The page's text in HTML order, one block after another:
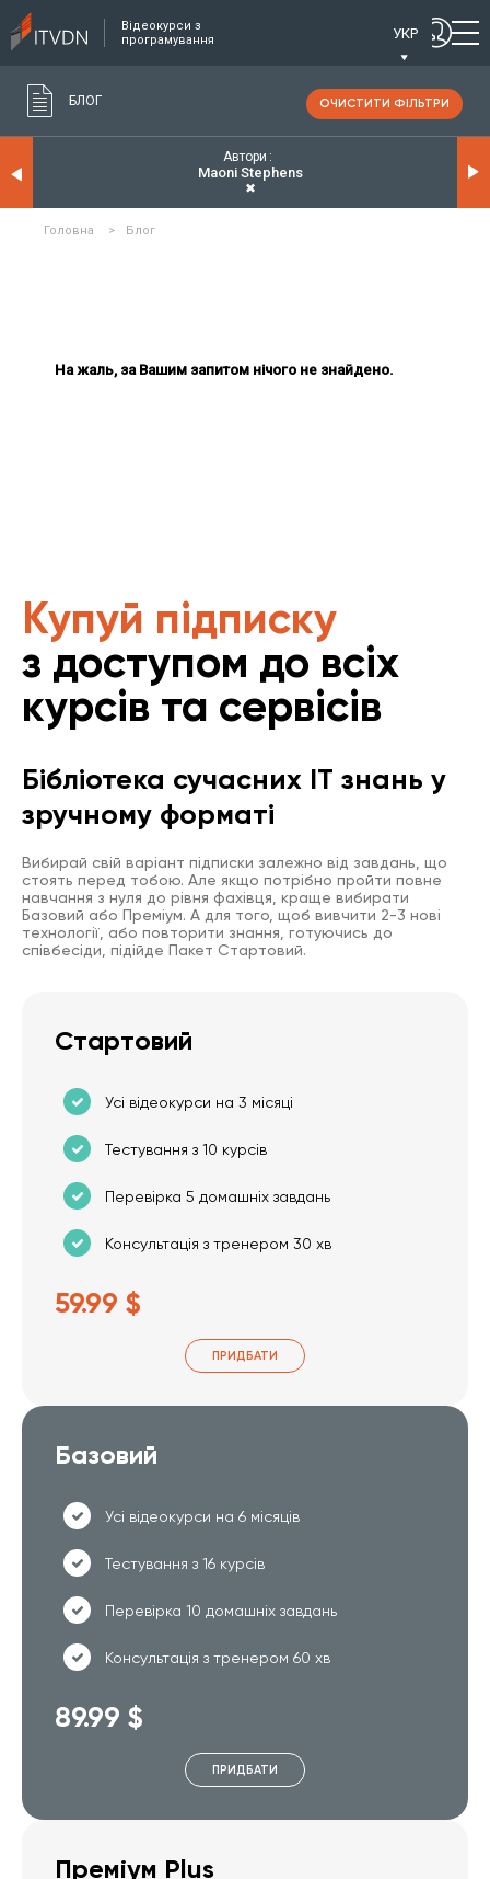
Відеокурси з
програмування
УКР
БЛОГ ОЧИСТИТИ ФІЛЬТРИ
Автори
Maoni Stephens
✖
Головна > Блог
На жаль, за Вашим запитом нічого не знайдено.
Купуй підписку
з доступом до всіх
курсів та сервісів
Бібліотека сучасних IT знань у
зручному форматі
Вибирай свій варіант підписки залежно від завдань, що
стоять перед тобою. Але якщо потрібно пройти повне
навчання з нуля до рівня фахівця, краще вибирати
Базовий або Преміум. А для того, щоб вивчити 2-3 нові
технології, або повторити знання, готуючись до
співбесіди, підійде Пакет Стартовий.
Стартовий
Усі відеокурси на 3 місяці
Тестування з 10 курсів
Перевірка 5 домашніх завдань
Консультація з тренером 30 хв
59.99 $
ПРИДБАТИ
Базовий
Усі відеокурси на 6 місяців
Тестування з 16 курсів
Перевірка 10 домашніх завдань
Консультація з тренером 60 хв
89.99 $
ПРИДБАТИ
Преміум Plus